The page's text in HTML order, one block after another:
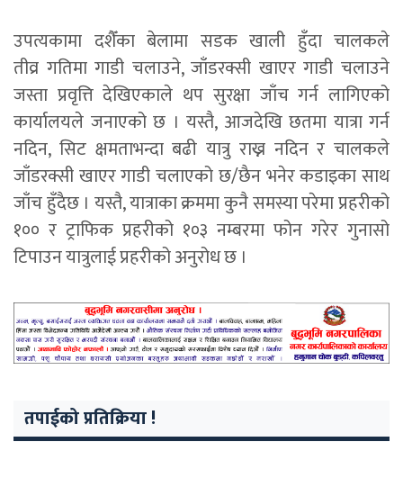
उपत्यकामा दशैँका बेलामा सडक खाली हुँदा चालकले
तीव्र गतिमा गाडी चलाउने, जाँडरक्सी खाएर गाडी चलाउने
जस्ता प्रवृत्ति देखिएकाले थप सुरक्षा जाँच गर्न लागिएको
कार्यालयले जनाएको छ । यस्तै, आजदेखि छतमा यात्रा गर्न
नदिन, सिट क्षमताभन्दा बढी यात्रु राख्न नदिन र चालकले
जाँडरक्सी खाएर गाडी चलाएको छ/छैन भनेर कडाइका साथ
जाँच हुँदैछ । यस्तै, यात्राका क्रममा कुनै समस्या परेमा प्रहरीको
१०० र ट्राफिक प्रहरीको १०३ नम्बरमा फोन गरेर गुनासो
टिपाउन यात्रुलाई प्रहरीको अनुरोध छ ।
तपाईको प्रतिक्रिया !